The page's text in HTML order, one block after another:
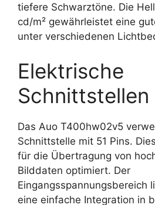
tiefere Schwarztöne. Die
cd/m² gewährleistet eine
unter verschiedenen
Elektrische
Schnittstellen
Das Auo T400hw02v5
Schnittstelle mit 51 Pins.
für die Übertragung von
Bilddaten optimiert. Der
Eingangsspannungsbereich
eine einfache Integration in